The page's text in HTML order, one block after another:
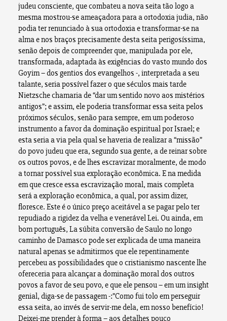
judeu consciente, que combateu a nova seita tão logo a
mesma mostrou-se ameaçadora para a ortodoxia judia, não
podia ter renunciado à sua ortodoxia e transformar-se na
alma e nos braços precisamente desta seita perigosíssima,
senão depois de compreender que, manipulada por ele,
transformada, adaptada às exigências do vasto mundo dos
Goyim – dos gentios dos evangelhos -, interpretada a seu
talante, seria possível fazer o que séculos mais tarde
Nietzsche chamaria de “dar um sentido novo aos mistérios
antigos”; e assim, ele poderia transformar essa seita pelos
próximos séculos, senão para sempre, em um poderoso
instrumento a favor da dominação espiritual por Israel; e
esta seria a via pela qual se haveria de realizar a “missão”
do povo judeu que era, segundo sua gente, a de reinar sobre
os outros povos, e de lhes escravizar moralmente, de modo
a tornar possível sua exploração econômica. E na medida
em que cresce essa escravização moral, mais completa
será a exploração econômica, a qual, por assim dizer,
floresce. Este é o único preço aceitável a se pagar pelo ter
repudiado a rigidez da velha e venerável Lei. Ou ainda, em
bom português, La súbita conversão de Saulo no longo
caminho de Damasco pode ser explicada de uma maneira
natural apenas se admitirmos que ele repentinamente
percebeu as possibilidades que o cristianismo nascente lhe
ofereceria para alcançar a dominação moral dos outros
povos a favor de seu povo, e que ele pensou – em um insight
genial, diga-se de passagem -:”Como fui tolo em perseguir
essa seita, ao invés de servir-me dela, em nosso benefício!
Deixei-me prender à forma – aos detalhes pouco